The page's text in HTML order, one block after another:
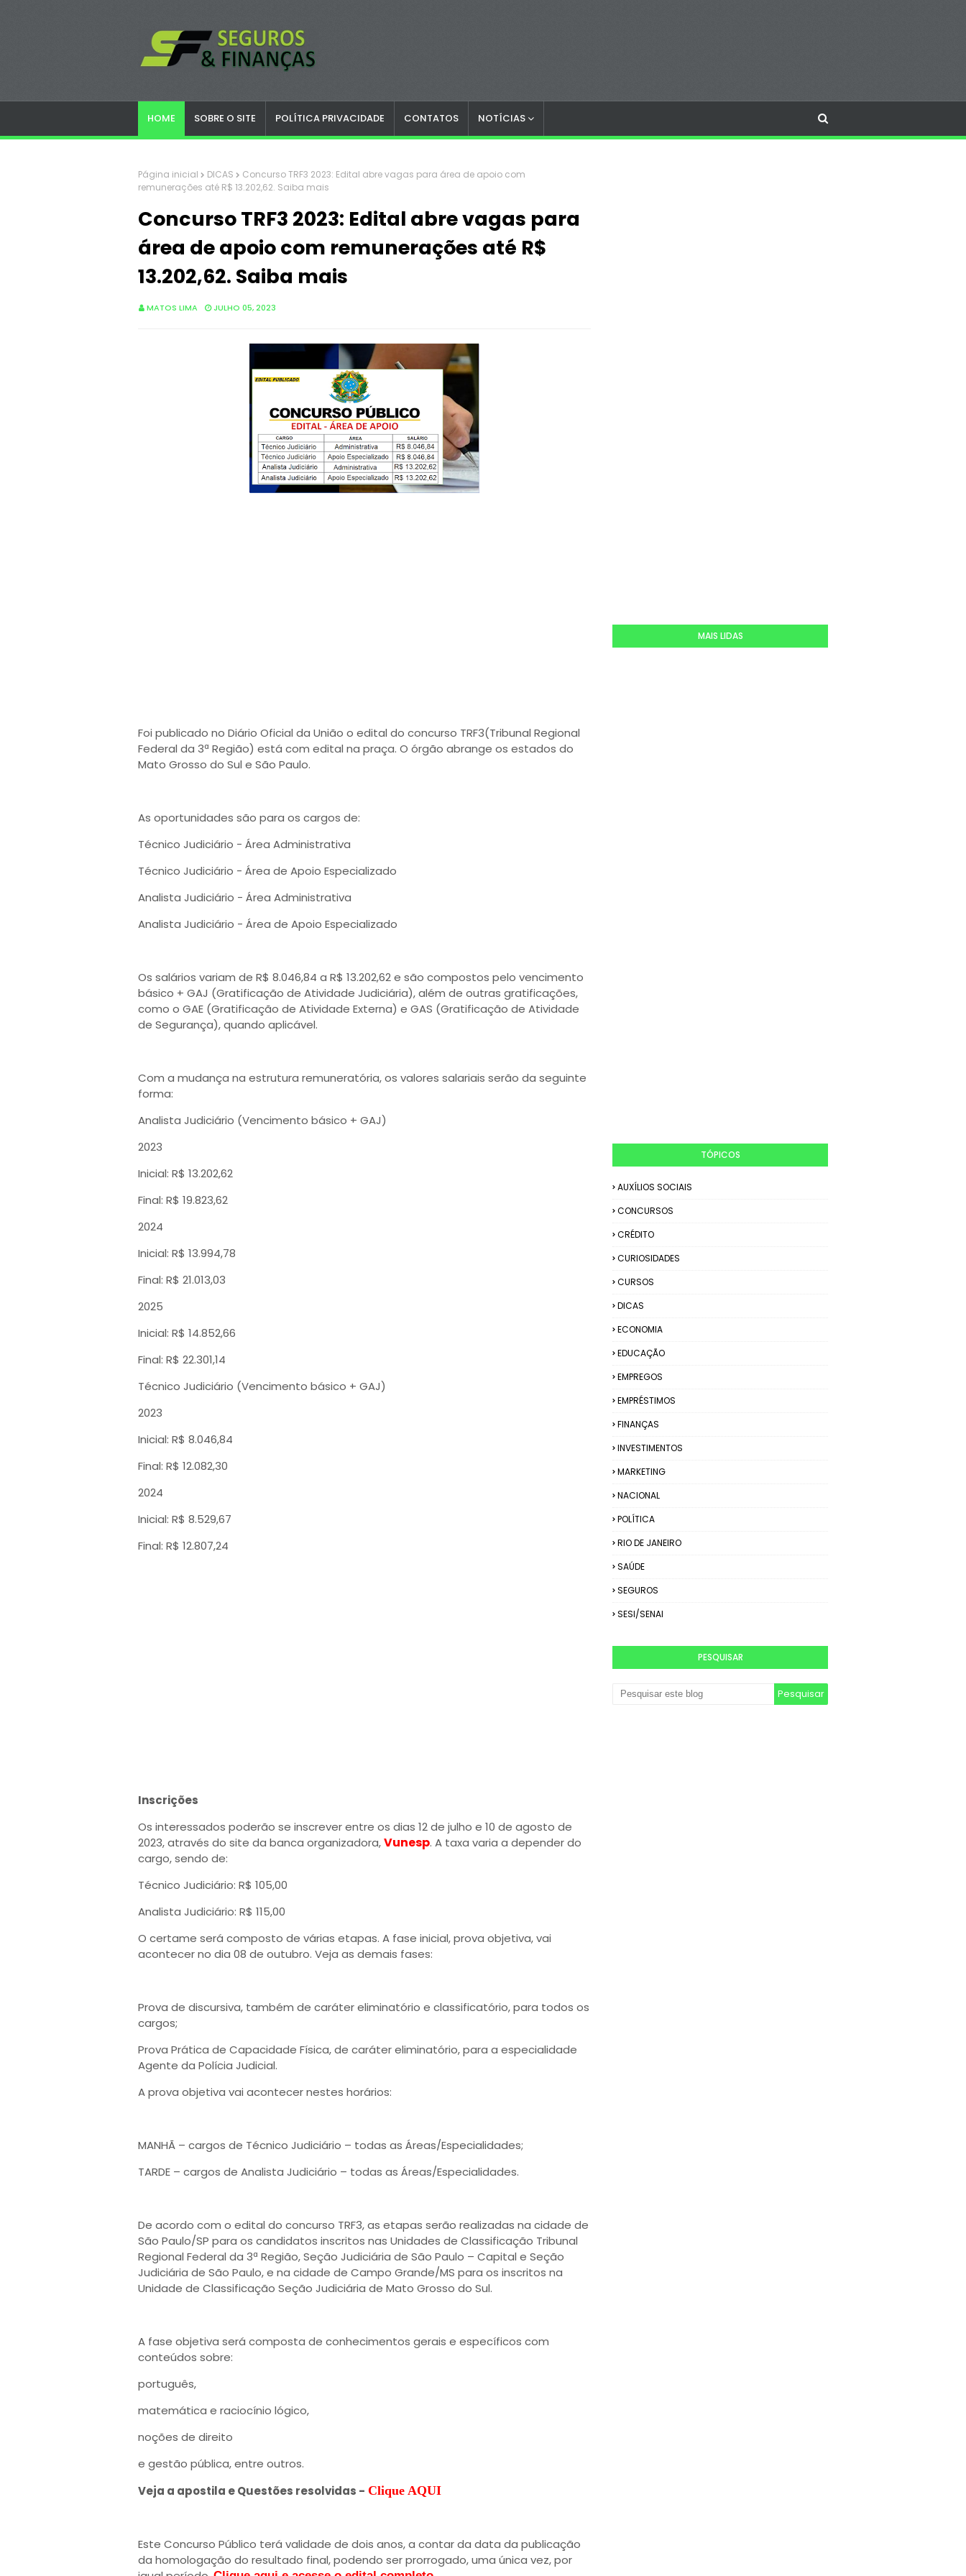
HOME SOBRE O SITE POLÍTICA PRIVACIDADE CONTATOS NOTÍCIAS
Página inicial DICAS
Concurso TRF3 2023: Edital abre vagas para área de apoio com
remunerações até R$ 13.202,62. Saiba mais
Concurso TRF3 2023: Edital abre vagas para
área de apoio com remunerações até R$
13.202,62. Saiba mais
MATOS LIMA JULHO 05, 2023
Foi publicado no Diário Oficial da União o edital do concurso TRF3(Tribunal Regional
Federal da 3ª Região) está com edital na praça. O órgão abrange os estados do
Mato Grosso do Sul e São Paulo.
As oportunidades são para os cargos de:
Técnico Judiciário - Área Administrativa
Técnico Judiciário - Área de Apoio Especializado
Analista Judiciário - Área Administrativa
Analista Judiciário - Área de Apoio Especializado
Os salários variam de R$ 8.046,84 a R$ 13.202,62 e são compostos pelo vencimento
básico + GAJ (Gratificação de Atividade Judiciária), além de outras gratificações,
como o GAE (Gratificação de Atividade Externa) e GAS (Gratificação de Atividade
de Segurança), quando aplicável.
Com a mudança na estrutura remuneratória, os valores salariais serão da seguinte
forma:
Analista Judiciário (Vencimento básico + GAJ)
2023
Inicial: R$ 13.202,62
Final: R$ 19.823,62
2024
Inicial: R$ 13.994,78
Final: R$ 21.013,03
2025
Inicial: R$ 14.852,66
Final: R$ 22.301,14
Técnico Judiciário (Vencimento básico + GAJ)
2023
Inicial: R$ 8.046,84
Final: R$ 12.082,30
2024
Inicial: R$ 8.529,67
Final: R$ 12.807,24
Inscrições
Os interessados poderão se inscrever entre os dias 12 de julho e 10 de agosto de
2023, através do site da banca organizadora,Vunesp. A taxa varia a depender do
cargo, sendo de:
Técnico Judiciário: R$ 105,00
Analista Judiciário: R$ 115,00
O certame será composto de várias etapas. A fase inicial, prova objetiva, vai
acontecer no dia 08 de outubro. Veja as demais fases:
Prova de discursiva, também de caráter eliminatório e classificatório, para todos os
cargos;
Prova Prática de Capacidade Física, de caráter eliminatório, para a especialidade
Agente da Polícia Judicial.
A prova objetiva vai acontecer nestes horários:
MANHÃ – cargos de Técnico Judiciário – todas as Áreas/Especialidades;
TARDE – cargos de Analista Judiciário – todas as Áreas/Especialidades.
De acordo com o edital do concurso TRF3, as etapas serão realizadas na cidade de
São Paulo/SP para os candidatos inscritos nas Unidades de Classificação Tribunal
Regional Federal da 3ª Região, Seção Judiciária de São Paulo – Capital e Seção
Judiciária de São Paulo, e na cidade de Campo Grande/MS para os inscritos na
Unidade de Classificação Seção Judiciária de Mato Grosso do Sul.
A fase objetiva será composta de conhecimentos gerais e específicos com
conteúdos sobre:
português,
matemática e raciocínio lógico,
noções de direito
e gestão pública, entre outros.
Veja a apostila e Questões resolvidas - Clique AQUI
Este Concurso Público terá validade de dois anos, a contar da data da publicação
da homologação do resultado final, podendo ser prorrogado, uma única vez, por
MAIS LIDAS
TÓPICOS
AUXÍLIOS SOCIAIS
CONCURSOS
CRÉDITO
CURIOSIDADES
CURSOS
DICAS
ECONOMIA
EDUCAÇÃO
EMPREGOS
EMPRÉSTIMOS
FINANÇAS
INVESTIMENTOS
MARKETING
NACIONAL
POLÍTICA
RIO DE JANEIRO
SAÚDE
SEGUROS
SESI/SENAI
PESQUISAR